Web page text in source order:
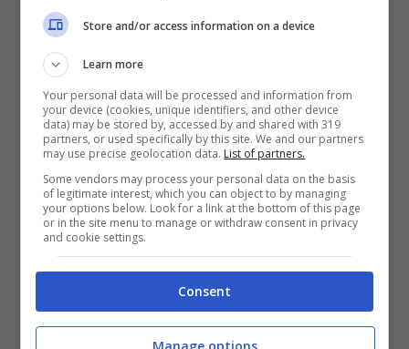
una notte di fuga fra i boschi e
violentissimi scontri con le forze speciali.
Per quanto riguarda Coulibaly di lui si sa
che apparteneva allastessa
cellula jihadistadei fratelli Kouachi. La
cellula chiamata Buttes-Chaumont, in
quanto prende nome dal parco parigino
del XIX arrondissement in cui si
radunavano i reclutatori jihadisti per la
guerra in Iraq.
Store and/or access information on a device
Learn more
Your personal data will be processed and information from
your device (cookies, unique identifiers, and other device
data) may be stored by, accessed by and shared with 319
partners, or used specifically by this site. We and our partners
may use precise geolocation data. List of partners.
Some vendors may process your personal data on the basis
of legitimate interest, which you can object to by managing
your options below. Look for a link at the bottom of this page
or in the site menu to manage or withdraw consent in privacy
and cookie settings.
Consent